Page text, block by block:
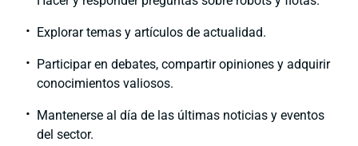
Explorar temas y artículos de actualidad.
Participar en debates, compartir opiniones y adquirir
conocimientos valiosos.
Mantenerse al día de las últimas noticias y eventos
del sector.